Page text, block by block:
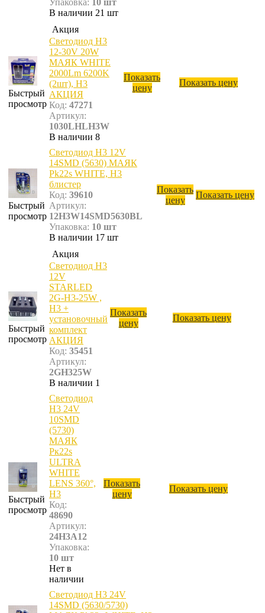
В наличии 21 шт
Быстрый
просмотр
Акция
Светодиод Н3
12-30V 20W
МАЯК WHITE
2000Lm 6200K
(2шт), H3
АКЦИЯ
Код: 47271
Артикул:
1030LHLH3W
В наличии 8
Показать
цену
Показать цену
Быстрый
просмотр
Светодиод Н3 12V
14SMD (5630) МАЯК
Pk22s WHITE, H3
блистер
Код: 39610
Артикул:
12H3W14SMD5630BL
Упаковка: 10 шт
В наличии 17 шт
Показать
цену
Показать цену
Быстрый
просмотр
Акция
Светодиод Н3
12V
STARLED
2G-H3-25W ,
H3 +
установочный
комплект
АКЦИЯ
Код: 35451
Артикул:
2GH325W
В наличии 1
Показать
цену
Показать цену
Быстрый
просмотр
Светодиод
Н3 24V
10SMD
(5730)
МАЯК
Pк22s
ULTRA
WHITE
LENS 360°,
H3
Код:
48690
Артикул:
24H3A12
Упаковка:
10 шт
Нет в
наличии
Показать
цену
Показать цену
Светодиод Н3 24V
14SMD (5630/5730)